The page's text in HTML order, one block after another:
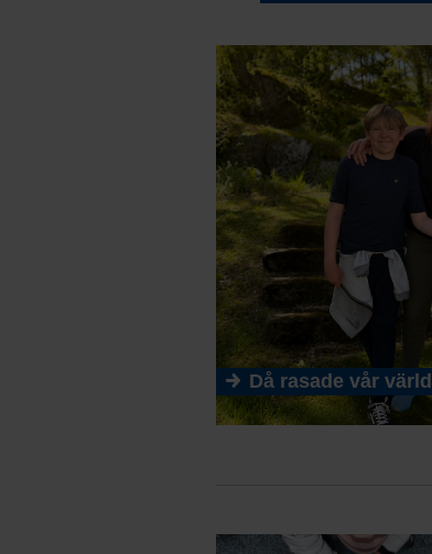
Då rasade vår värld